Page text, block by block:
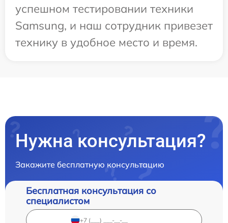
успешном тестировании техники
Samsung, и наш сотрудник привезет
технику в удобное место и время.
Нужна консультация?
Закажите бесплатную консультацию
Бесплатная консультация со
специалистом